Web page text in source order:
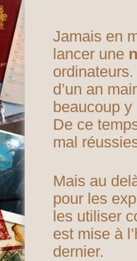
Jamais en
lancer une
d’un an
beaucoup y
De ce
mal
Mais au
pour les
les utiliser
est mise à
dernier.